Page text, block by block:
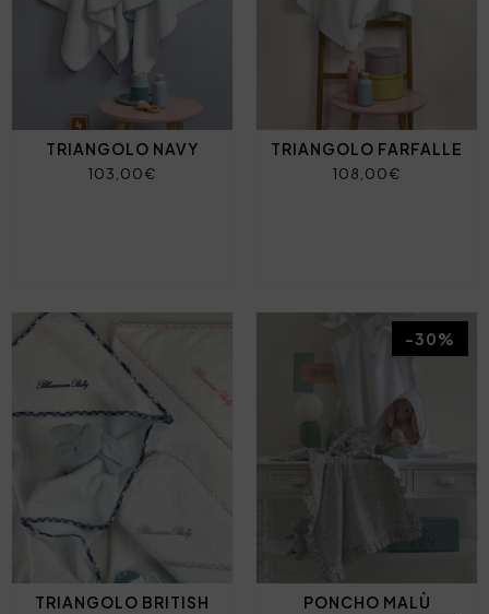
TRIANGOLO NAVY
103,00€
TRIANGOLO FARFALLE
108,00€
TRIANGOLO BRITISH PONCHO MALÙ
-30%